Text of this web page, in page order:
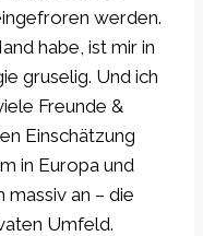
werden.
habe, ist mir in
gruselig. Und ich
Freunde &
Einschätzung
in Europa und
massiv an – die
Umfeld.